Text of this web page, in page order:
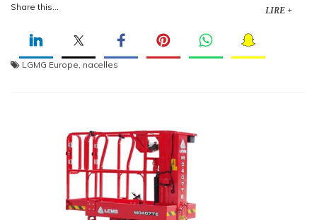
Share this... LIRE +
LGMG Europe nacelles